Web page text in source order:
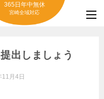
365日年中無休
宮崎全域対応
出しましょう
月4日